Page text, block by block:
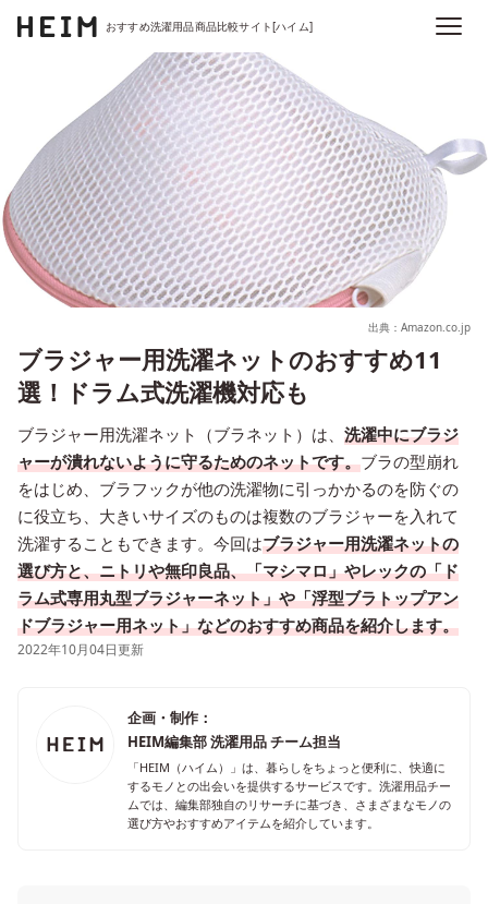
おすすめ洗濯用品商品比較サイト[ハイム]
出典：Amazon.co.jp
ブラジャー用洗濯ネットのおすすめ11
選！ドラム式洗濯機対応も
ブラジャー用洗濯ネット（ブラネット）は、 洗濯中にブラジ
ャーが潰れないように守るためのネットです。ブラの型崩れ
をはじめ、ブラフックが他の洗濯物に引っかかるのを防ぐの
に役立ち、大きいサイズのものは複数のブラジャーを入れて
洗濯することもできます。今回はブラジャー用洗濯ネットの
選び方と、ニトリや無印良品、「マシマロ」やレックの「ド
ラム式専用丸型ブラジャーネット」や「浮型ブラトップアン
ドブラジャー用ネット」などのおすすめ商品を紹介します。
2022年10月04日更新
企画・制作：
HEIM編集部 洗濯用品 チーム担当
「HEIM（ハイム）」は、暮らしをちょっと便利に、快適に
するモノとの出会いを提供するサービスです。洗濯用品チー
ムでは、編集部独自のリサーチに基づき、さまざまなモノの
選び方やおすすめアイテムを紹介しています。